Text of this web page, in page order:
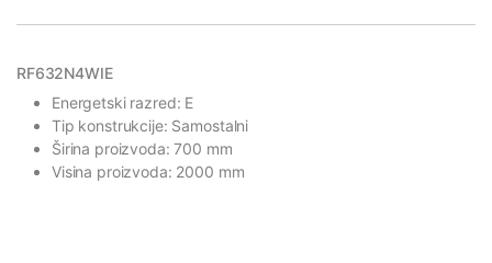
RF632N4WIE
Energetski razred: E
Tip konstrukcije: Samostalni
Širina proizvoda: 700 mm
Visina proizvoda: 2000 mm